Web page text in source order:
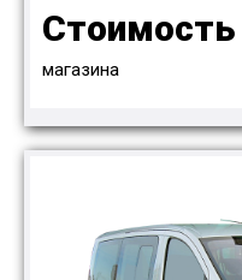
Стоимость
магазина